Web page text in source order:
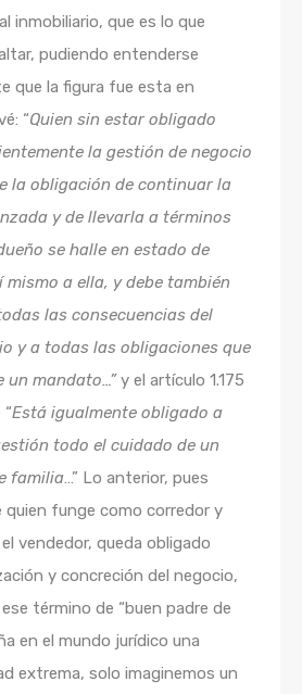
inmobiliario, que es lo que
pudiendo entenderse
que la figura fue esta en
“Quien sin estar obligado
la gestión de negocio
la obligación de continuar la
y de llevarla a términos
se halle en estado de
mismo a ella, y debe también
las consecuencias del
y a todas las obligaciones que
un mandato…”y el artículo 1.175
Está igualmente obligado a
todo el cuidado de un
familia…” Lo anterior, pues
quien funge como corredor y
vendedor, queda obligado
y concreción del negocio,
término de “buen padre de
en el mundo jurídico una
extrema, solo imaginemos un